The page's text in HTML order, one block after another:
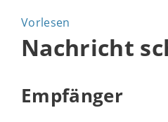
Vorlesen
Nachricht
Empfänger